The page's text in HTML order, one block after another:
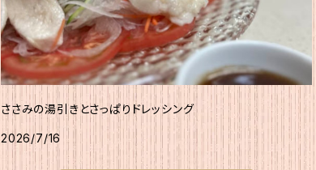
ささみの湯引きとさっぱりドレッシング
2026/7/16